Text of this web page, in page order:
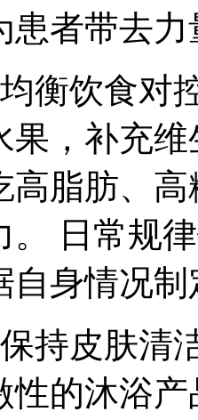
患者带去力
衡饮食对
果，补充
高脂肪、
。 日常规
自身情况
持皮肤清
性的沐浴